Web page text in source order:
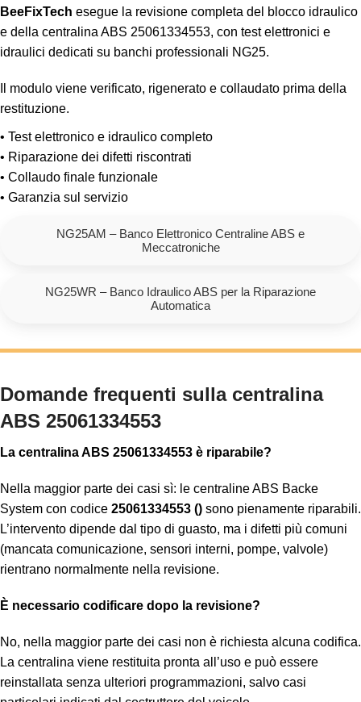
BeeFixTech esegue la revisione completa del blocco idraulico
e della centralina ABS 25061334553, con test elettronici e
idraulici dedicati su banchi professionali NG25.
Il modulo viene verificato, rigenerato e collaudato prima della
restituzione.
• Test elettronico e idraulico completo
• Riparazione dei difetti riscontrati
• Collaudo finale funzionale
• Garanzia sul servizio
NG25AM – Banco Elettronico Centraline ABS e
Meccatroniche
NG25WR – Banco Idraulico ABS per la Riparazione
Automatica
Domande frequenti sulla centralina
ABS 25061334553
La centralina ABS 25061334553 è riparabile?
Nella maggior parte dei casi sì: le centraline ABS Backe
System con codice 25061334553 () sono pienamente riparabili.
L’intervento dipende dal tipo di guasto, ma i difetti più comuni
(mancata comunicazione, sensori interni, pompe, valvole)
rientrano normalmente nella revisione.
È necessario codificare dopo la revisione?
No, nella maggior parte dei casi non è richiesta alcuna codifica.
La centralina viene restituita pronta all’uso e può essere
reinstallata senza ulteriori programmazioni, salvo casi